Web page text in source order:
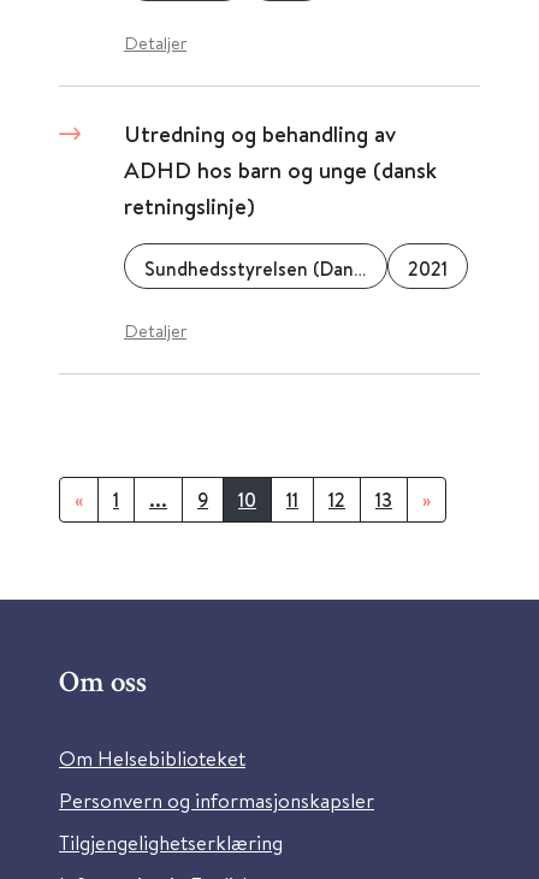
Detaljer
Utredning og behandling av
ADHD hos barn og unge (dansk
retningslinje)
Sundhedsstyrelsen (Danmark) 2021
Detaljer
« 1 ... 9 10 11 12 13 »
Om oss
Om Helsebiblioteket
Personvern og informasjonskapsler
Tilgjengelighetserklæring